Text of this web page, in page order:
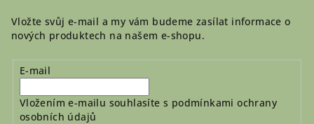
Vložte svůj e-mail a my vám budeme zasílat informace o
nových produktech na našem e-shopu.
E-mail
Vložením e-mailu souhlasíte s podmínkami ochrany
osobních údajů